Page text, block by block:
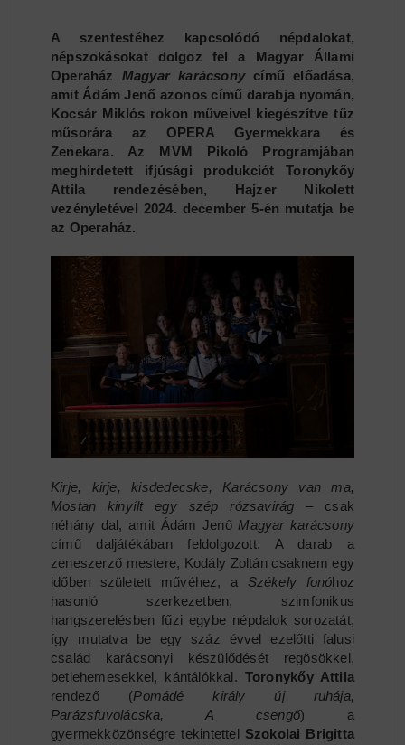
A szentestéhez kapcsolódó népdalokat,
népszokásokat dolgoz fel a Magyar Állami
Operaház Magyar karácsonycímű előadása,
amit Ádám Jenő azonos című darabja nyomán,
Kocsár Miklós rokon műveivel kiegészítve tűz
műsorára az OPERA Gyermekkara és
Zenekara. Az MVM Pikoló Programjában
meghirdetett ifjúsági produkciót Toronykőy
Attila rendezésében, Hajzer Nikolett
vezényletével 2024. december 5-én mutatja be
az Operaház.
Kirje, kirje, kisdedecske, Karácsony van ma,
Mostan kinyílt egy szép rózsavirág– csak
néhány dal, amit Ádám Jenő Magyar karácsony
című daljátékában feldolgozott. A darab a
zeneszerző mestere, Kodály Zoltán csaknem egy
időben született művéhez, a Székely fonóhoz
hasonló szerkezetben, szimfonikus
hangszerelésben fűzi egybe népdalok sorozatát,
így mutatva be egy száz évvel ezelőtti falusi
család karácsonyi készülődését regösökkel,
betlehemesekkel, kántálókkal. Toronykőy Attila
rendező (Pomádé király új ruhája,
Parázsfuvolácska, A csengő) a
gyermekközönségre tekintettel Szokolai Brigitta